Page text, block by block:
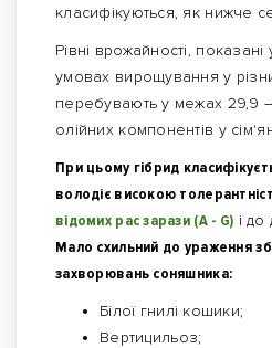
класифікуються, як нижче
Рівні врожайності,
умовах вирощування у
перебувають у межах 29,9
олійних компонентів у
При цьому гібрид
володіє високою
відомих рас зарази (А - G) і
Мало схильний до ураження
захворювань соняшника:
Білої гнилі кошики;
Вертицильоз;